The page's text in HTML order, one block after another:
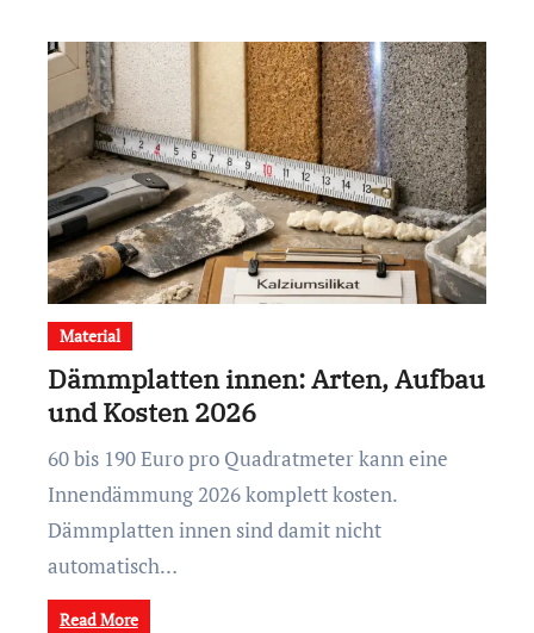
Material
Dämmplatten innen: Arten, Aufbau
und Kosten 2026
60 bis 190 Euro pro Quadratmeter kann eine
Innendämmung 2026 komplett kosten.
Dämmplatten innen sind damit nicht
automatisch…
Read More